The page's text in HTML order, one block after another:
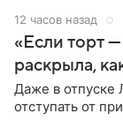
12 часов назад
«Если торт
раскрыла,
Даже в отпуске
отступать от